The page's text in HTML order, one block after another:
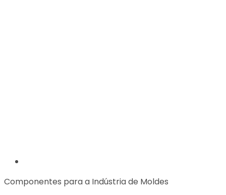
Componentes para a Indústria de Moldes